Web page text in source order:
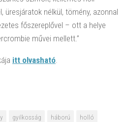
üresjáratok nélkül, tömény, azonnal
főszereplővel – ott a helye
művei mellett.”
itt olvasható
gyilkosság háború
holló